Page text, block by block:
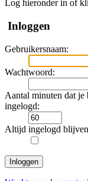
Log hieronder in of
Inloggen
Gebruikersnaam:
Wachtwoord:
Aantal minuten dat
ingelogd:
Altijd ingelogd